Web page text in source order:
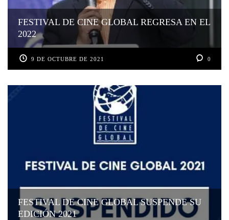
FESTIVAL DE CINE GLOBAL REGRESA EN EL
2022
9 DE OCTUBRE DE 2021 0
FESTIVAL DE CINE GLOBAL SUSPENDE SU
EDICIÓN 2021